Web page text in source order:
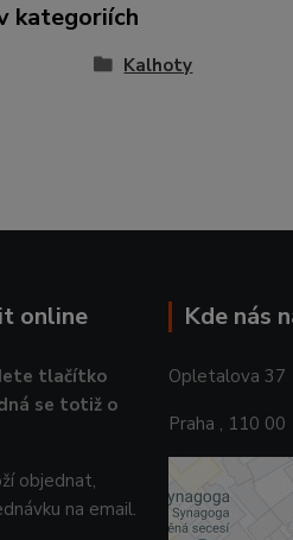
kategoriích
Kalhoty
online
tlačítko
se totiž o
objednat,
na email.
Kde nás
Opletalova 37
Praha , 110 00